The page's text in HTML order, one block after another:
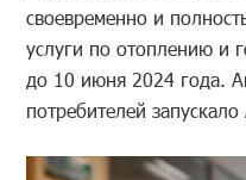
своевременно и
услуги по отоплению и
до 10 июня 2024 года.
потребителей